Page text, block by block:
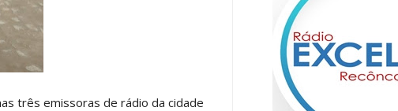
três emissoras de rádio da cidade